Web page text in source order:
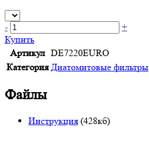
-
+
Купить
Артикул DE7220EURO
Категория Диатомитовые фильтры
Файлы
Инструкция (428кб)